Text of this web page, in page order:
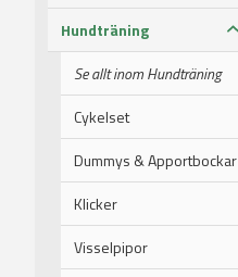
Hundträning
Se allt inom Hundträning
Cykelset
Dummys & Apportbockar
Klicker
Visselpipor